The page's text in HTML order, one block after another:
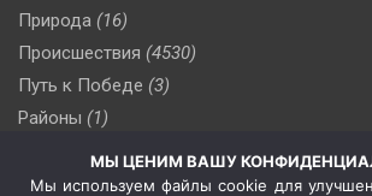
Природа (16)
Происшествия (4530)
Путь к Победе (3)
Районы (1)
(510)
Сельское хозяйство (3)
МЫ ЦЕНИМ ВАШУ
Мы используем файлы cookie для